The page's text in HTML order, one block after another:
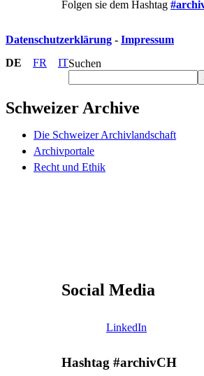
Folgen sie dem Hashtag
Datenschutzerklärung - Impressum
DE
FR ITSuchen
Schweizer Archive
Die Schweizer Archivlandschaft
Archivportale
Recht und Ethik
Social Media
LinkedIn
Hashtag #archivCH